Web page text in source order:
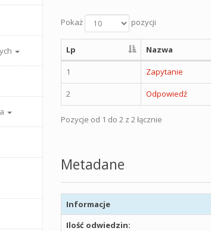
Pokaż pozycji
Lp Nazwa
1 Zapytanie
2 Odpowiedź
Pozycje od 1 do 2 z 2 łącznie
Metadane
Informacje
Ilość odwiedzin: